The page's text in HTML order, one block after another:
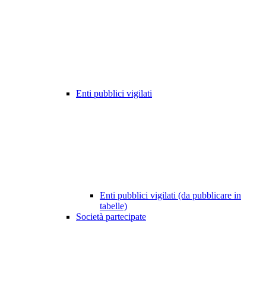
Enti pubblici vigilati
Enti pubblici vigilati (da pubblicare in
tabelle)
Società partecipate